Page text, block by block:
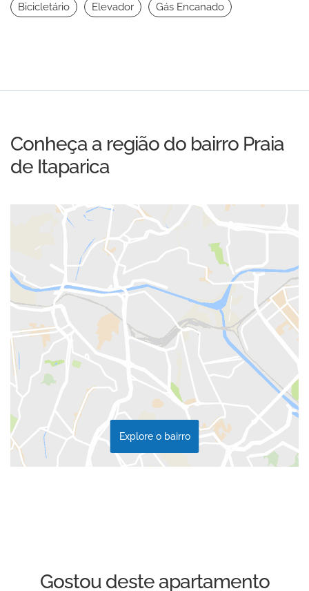
Bicicletário Elevador Gás Encanado
Conheça a região do bairro Praia
de Itaparica
Explore o bairro
Gostou deste apartamento